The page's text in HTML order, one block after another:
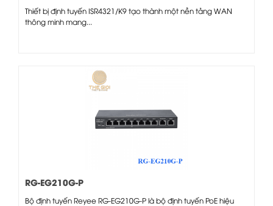
Thiết bị định tuyến ISR4321/K9 tạo thành một nền tảng WAN
thông minh mang...
RG-EG210G-P
Bộ định tuyến Reyee RG-EG210G-P là bộ định tuyến PoE hiệu